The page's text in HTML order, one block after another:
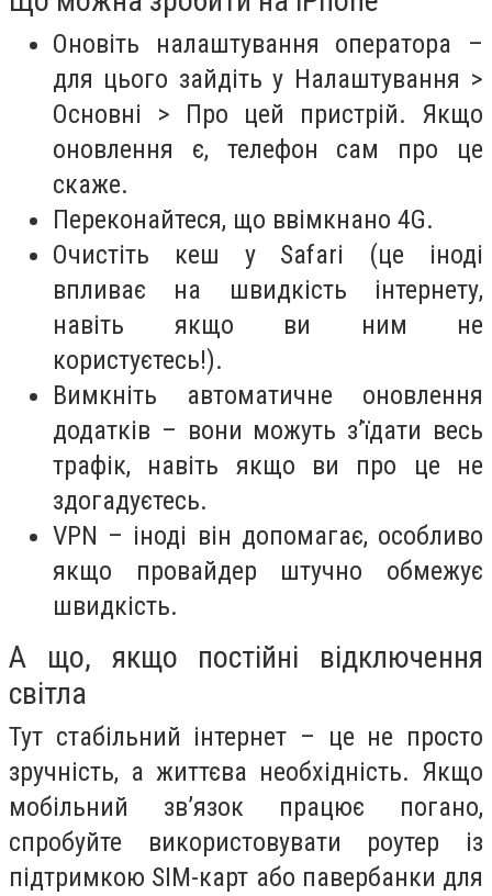
Оновіть налаштування оператора –
для цього зайдіть у Налаштування >
Основні > Про цей пристрій. Якщо
оновлення є, телефон сам про це
скаже.
Переконайтеся, що ввімкнано 4G.
Очистіть кеш у Safari (це іноді
впливає на швидкість інтернету,
навіть якщо ви ним не
користуєтесь!).
Вимкніть автоматичне оновлення
додатків – вони можуть з’їдати весь
трафік, навіть якщо ви про це не
здогадуєтесь.
VPN – іноді він допомагає, особливо
якщо провайдер штучно обмежує
швидкість.
А що, якщо постійні відключення
світла
Тут стабільний інтернет – це не просто
зручність, а життєва необхідність. Якщо
мобільний зв’язок працює погано,
спробуйте використовувати роутер із
підтримкою SIM-карт або павербанки для